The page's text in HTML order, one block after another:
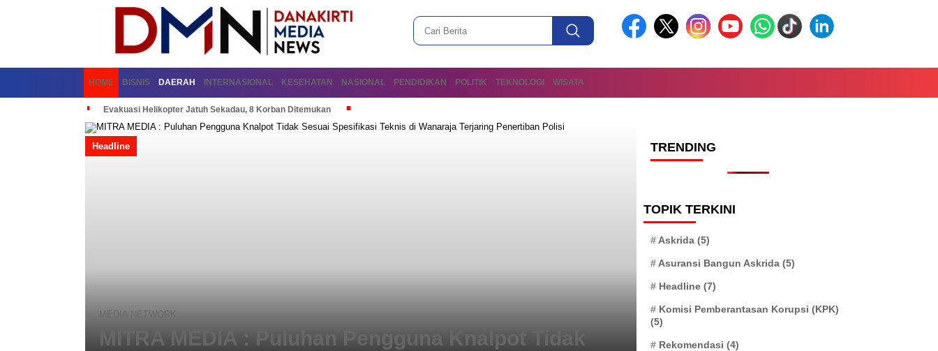
HOME BISNIS DAERAH INTERNASIONAL KESEHATAN NASIONAL PENDIDIKAN POLITIK TEKNOLOGI WISATA
Evakuasi Helikopter Jatuh Sekadau, 8 Korban Ditemukan
Headline
MEDIA NETWORK
MITRA MEDIA : Puluhan Pengguna Knalpot Tidak
Headline
MEDIA NETWORK
MITRA MEDIA : Polemik
TRENDING
TOPIK TERKINI
Askrida (5)
Asuransi Bangun Askrida (5)
Headline (7)
Komisi Pemberantasan Korupsi (KPK)
(5)
Rekomendasi (4)